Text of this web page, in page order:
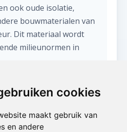
cookies
maakt gebruik van
en andere
ook oude isolatie,
bouwmaterialen van
Dit materiaal wordt
milieunormen in
in het
van de provincie
opruimen?